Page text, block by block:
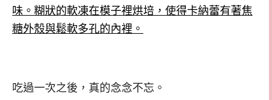
味。糊狀的軟凍在模子裡烘培，使得卡納蕾有著焦
糖外殼與鬆軟多孔的內裡。
吃過一次之後，真的念念不忘。